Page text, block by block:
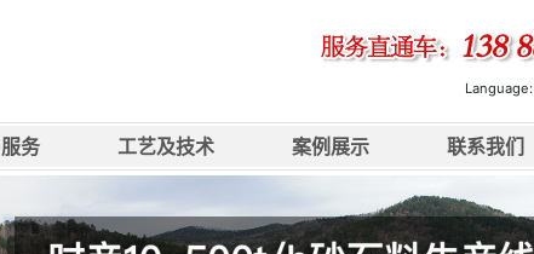
Language:
务 工艺及技术 案例展示 联系我们